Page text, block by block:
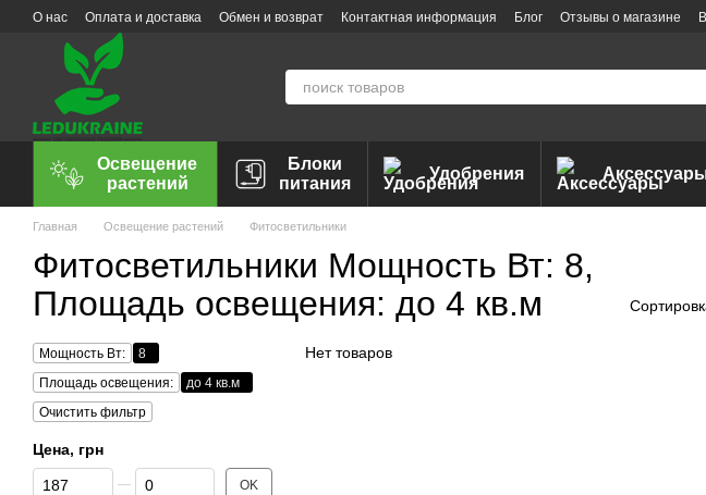
Перейти к основному контенту
О нас Оплата и доставка Обмен и возврат Контактная информация Блог Отзывы о магазине
Освещение
растений
Блоки
питания
Удобрения
Главная Освещение растений Фитосветильники
Фитосветильники Мощность Вт: 8,
Площадь освещения: до 4 кв.м
Нет товаров
Мощность Вт:
8
Площадь освещения:
до 4 кв.м
Очистить фильтр
Цена, грн
От Цена, грн
До Цена, грн OK